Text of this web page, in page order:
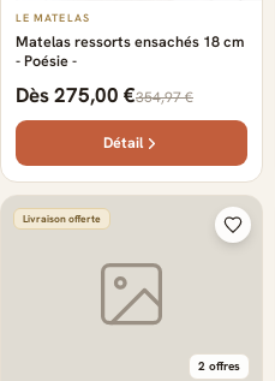
LE MATELAS
Matelas ressorts ensachés 18 cm
- Poésie -
Dès 275,00 €354,97 €
Détail
Livraison offerte
2 offres